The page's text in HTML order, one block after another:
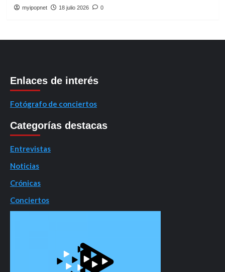
myipopnet 18 julio 2026 0
Enlaces de interés
Fotógrafo de conciertos
Categorías destacas
Entrevistas
Noticias
Crónicas
Conciertos